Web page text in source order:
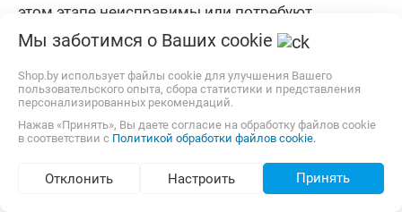
этом этапе неисправимы или потребуют
пересадки.
Когда лучше сажать: весна или осень?
Для саженцев с открытой корневой системой
(ОКС) — только осень. Период с 15 сентября по 15
октября. Почему? Осенью теплая почва (8-12°C)
стимулирует рост всасывающих корешков.
Мы заботимся о Ваших cookie
Shop.by использует файлы cookie для улучшения Вашего
пользовательского опыта, сбора статистики и представления
персонализированных рекомендаций.
Нажав «Принять», Вы даете согласие на обработку файлов cookie
в соответствии с Политикой обработки файлов cookie.
Отклонить Настроить Принять